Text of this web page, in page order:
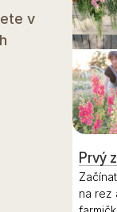
v
Prvý
na rez